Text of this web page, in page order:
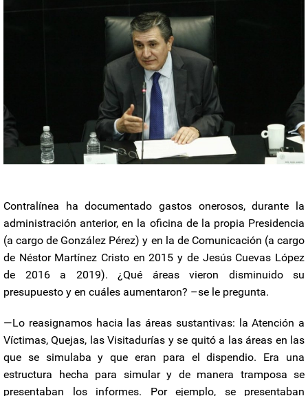
Contralínea ha documentado gastos onerosos, durante la
administración anterior, en la oficina de la propia Presidencia
(a cargo de González Pérez) y en la de Comunicación (a cargo
de Néstor Martínez Cristo en 2015 y de Jesús Cuevas López
de 2016 a 2019). ¿Qué áreas vieron disminuido su
presupuesto y en cuáles aumentaron? –se le pregunta.
—Lo reasignamos hacia las áreas sustantivas: la Atención a
Víctimas, Quejas, las Visitadurías y se quitó a las áreas en las
que se simulaba y que eran para el dispendio. Era una
estructura hecha para simular y de manera tramposa se
presentaban los informes. Por ejemplo, se presentaban